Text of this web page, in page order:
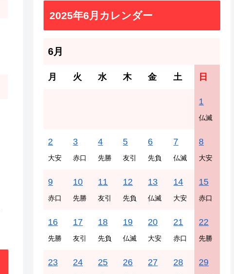
2025年6月カレンダー
6月
月 火 水 木 金 土 日
1
仏滅
2
大安
3
赤口
4
先勝
5
友引
6
先負
7
仏滅
8
大安
9
赤口
10
先勝
11
友引
12
先負
13
仏滅
14
大安
15
赤口
16
先勝
17
友引
18
先負
19
仏滅
20
大安
21
赤口
22
先勝
23 24 25 26 27 28 29